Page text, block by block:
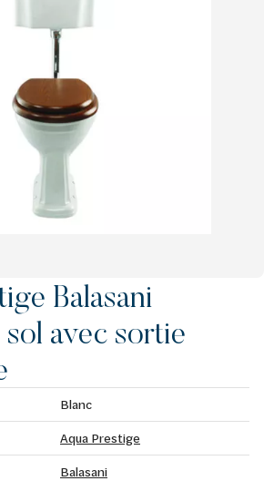
Balasani
avec sortie
Blanc
Aqua Prestige
Balasani